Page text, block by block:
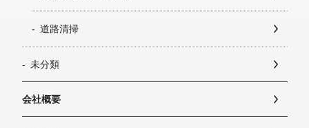
道路清掃
未分類
会社概要